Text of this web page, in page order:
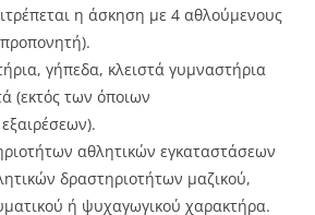
η άσκηση με 4 αθλούμενους
γήπεδα, κλειστά γυμναστήρια
(εκτός των όποιων
αθλητικών εγκαταστάσεων
δραστηριοτήτων μαζικού,
ή ψυχαγωγικού χαρακτήρα.